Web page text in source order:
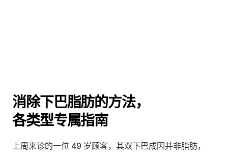
消除下巴脂肪的方法，
各类型专属指南
上周来诊的一位 49 岁顾客，其双下巴成因并非脂肪，